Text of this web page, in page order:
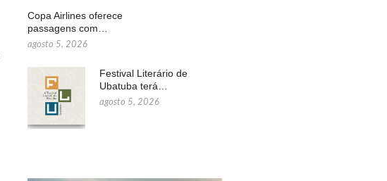
Copa Airlines oferece
passagens com…
agosto 5, 2026
Festival Literário de
Ubatuba terá…
agosto 5, 2026